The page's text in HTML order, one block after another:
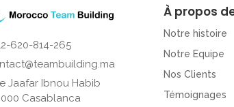
620-814-265
Jaafar Ibnou Habib
Casablanca
À propos
Notre histoire
Notre Equipe
Nos Clients
Témoignages